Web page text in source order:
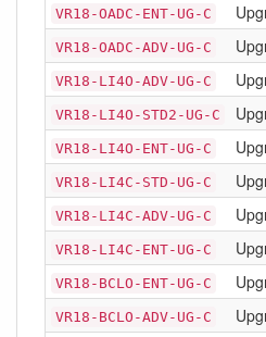
VR18-OADC-ENT-UG-C
VR18-OADC-ADV-UG-C
VR18-LI4O-ADV-UG-C
VR18-LI4O-STD2-UG-C
VR18-LI4O-ENT-UG-C
VR18-LI4C-STD-UG-C
VR18-LI4C-ADV-UG-C
VR18-LI4C-ENT-UG-C
VR18-BCLO-ENT-UG-C
VR18-BCLO-ADV-UG-C